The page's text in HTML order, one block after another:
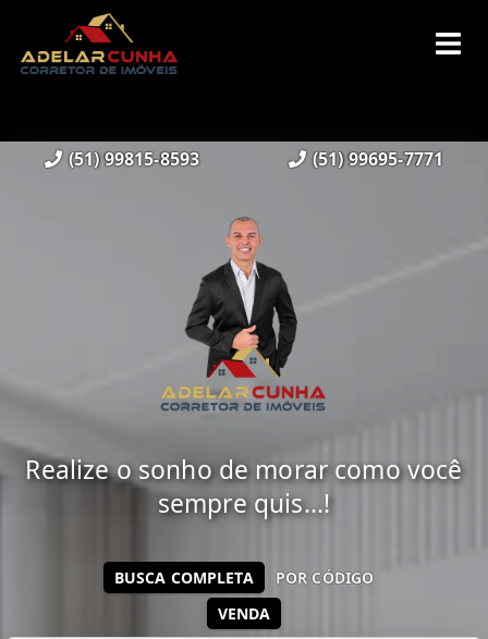
(51) 99815-8593 (51) 99695-7771
Realize o sonho de morar como você
sempre quis...!
VENDA
BUSCA COMPLETA POR CÓDIGO